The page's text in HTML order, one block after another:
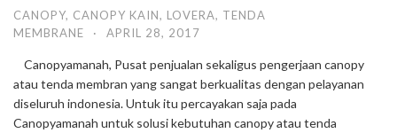
CANOPY, CANOPY KAIN, LOVERA, TENDA
MEMBRANE
· APRIL 28, 2017
Canopyamanah, Pusat penjualan sekaligus pengerjaan canopy
atau tenda membran yang sangat berkualitas dengan pelayanan
diseluruh indonesia. Untuk itu percayakan saja pada
Canopyamanah untuk solusi kebutuhan canopy atau tenda